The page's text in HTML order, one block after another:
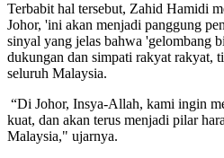
Terbabit hal tersebut, Zahid Hamidi
Johor, 'ini akan menjadi panggung
sinyal yang jelas bahwa 'gelombang
dukungan dan simpati rakyat rakyat,
seluruh Malaysia.
“Di Johor, Insya-Allah, kami ingin
kuat, dan akan terus menjadi pilar
Malaysia," ujarnya.